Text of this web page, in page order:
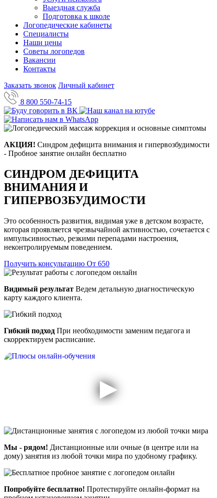
Выездная служба
Подготовка к школе
Логопедические кабинеты
Специалисты
Наши цены
Советы логопедов
Вакансии
Контакты
Заказать звонок Личный кабинет
8 800 550-74-15
АКЦИЯ! Синдром дефицита внимания и гипервозбудимости
- Пробное занятие онлайн бесплатно
СИНДРОМ ДЕФИЦИТА
ВНИМАНИЯ И
ГИПЕРВОЗБУДИМОСТИ
Это особенность развития, видимая уже в детском возрасте,
которая проявляется чрезвычайной активностью, сочетается с
импульсивностью, резкими перепадами настроения,
неконтролируемым поведением.
Получить консультацию От 650
Видимый результат Ведем детальную диагностическую
карту каждого клиента.
Гибкий подход При необходимости заменим педагога и
скорректируем расписание.
Мы - рядом! Дистанционные или очные (в центре или на
дому) занятия из любой точки мира по удобному графику.
Попробуйте бесплатно! Протестируйте онлайн-формат на